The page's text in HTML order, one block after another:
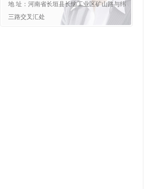
地 址：河南省长垣县长恼工业区矿山路与纬
三路交叉汇处